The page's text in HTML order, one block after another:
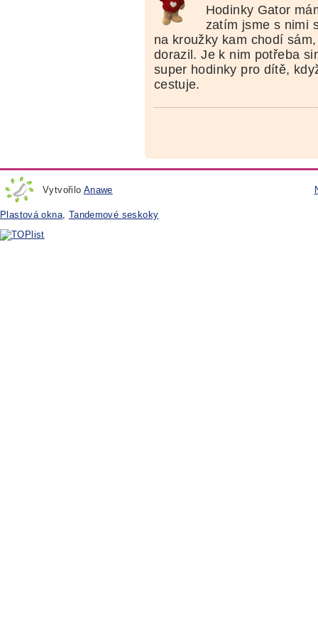
Hodinky Gator
zatím jsme s nimi
na kroužky kam chodí
dorazil. Je k nim potřeba
super hodinky pro dítě,
cestuje.
Vytvořilo Anawe
Plastová okna Tandemové seskoky